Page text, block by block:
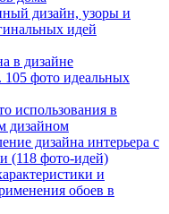
дизайн, узоры и
идей
в дизайне
105 фото идеальных
использования в
дизайном
дизайна интерьера с
(118 фото-идей)
и
обоев в